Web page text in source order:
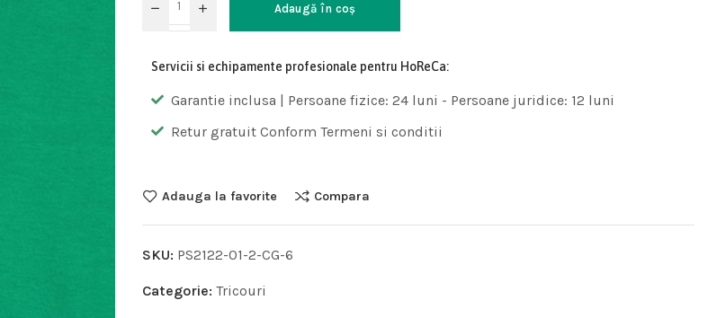
Adaugă în coș
Servicii si echipamente profesionale pentru HoReCa:
Garantie inclusa | Persoane fizice: 24 luni - Persoane juridice: 12 luni
Retur gratuit Conform Termeni si conditii
Adauga la favorite Compara
SKU: PS2122-01-2-CG-6
Categorie: Tricouri